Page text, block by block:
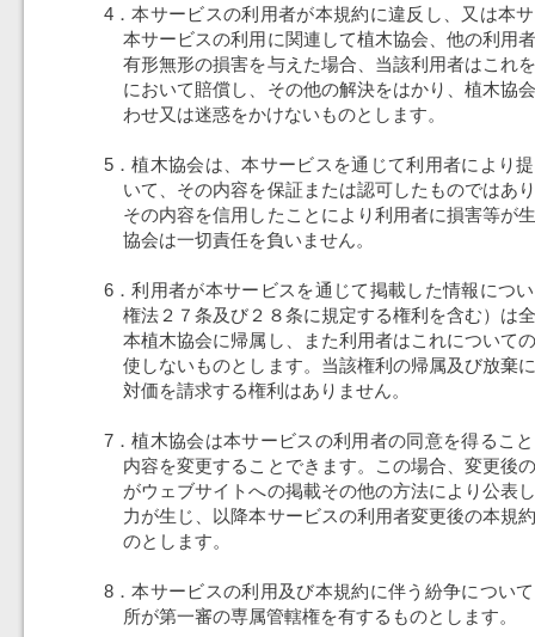
4．本サービスの利用者が本規約に違反し、又は本
本サービスの利用に関連して植木協会、他の利用
有形無形の損害を与えた場合、当該利用者はこれ
において賠償し、その他の解決をはかり、植木協
わせ又は迷惑をかけないものとします。
5．植木協会は、本サービスを通じて利用者により
いて、その内容を保証または認可したものではあ
その内容を信用したことにより利用者に損害等が
協会は一切責任を負いません。
6．利用者が本サービスを通じて掲載した情報につ
権法２７条及び２８条に規定する権利を含む）は
本植木協会に帰属し、また利用者はこれについて
使しないものとします。当該権利の帰属及び放棄
対価を請求する権利はありません。
7．植木協会は本サービスの利用者の同意を得るこ
内容を変更することできます。この場合、変更後
がウェブサイトへの掲載その他の方法により公表
力が生じ、以降本サービスの利用者変更後の本規
のとします。
8．本サービスの利用及び本規約に伴う紛争につい
所が第一審の専属管轄権を有するものとします。